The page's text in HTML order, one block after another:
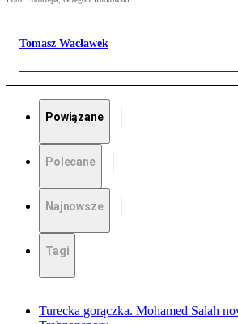
Tomasz Wacławek
Powiązane
Polecane
Najnowsze
Tagi
Turecka gorączka. Mohamed Salah